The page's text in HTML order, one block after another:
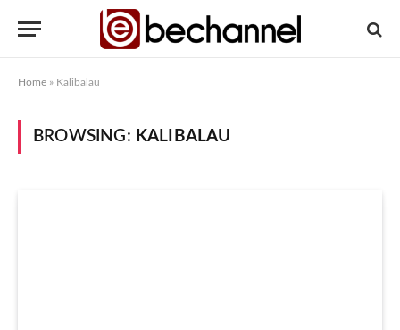
Home » Kalibalau
BROWSING: KALIBALAU